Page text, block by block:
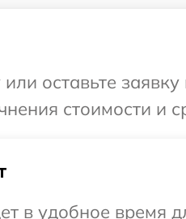
оставьте
стоимости и
в удобное время